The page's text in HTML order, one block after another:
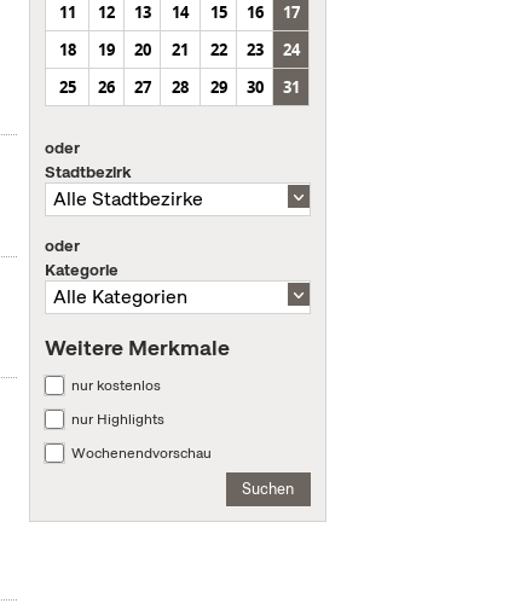
11
12 13 14 15 16
17
18
19 20 21 22 23
24
25
26 27 28 29 30 31
oder
Stadtbezirk
oder
Kategorie
Weitere Merkmale
nur kostenlos
nur Highlights
Wochenendvorschau
Suchen